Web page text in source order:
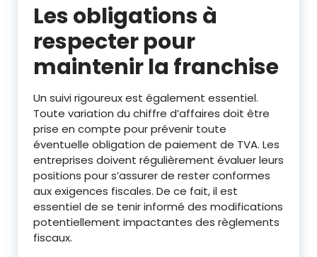
Les obligations à
respecter pour
maintenir la franchise
Un suivi rigoureux est également essentiel.
Toute variation du chiffre d’affaires doit être
prise en compte pour prévenir toute
éventuelle obligation de paiement de TVA. Les
entreprises doivent régulièrement évaluer leurs
positions pour s’assurer de rester conformes
aux exigences fiscales. De ce fait, il est
essentiel de se tenir informé des modifications
potentiellement impactantes des règlements
fiscaux.